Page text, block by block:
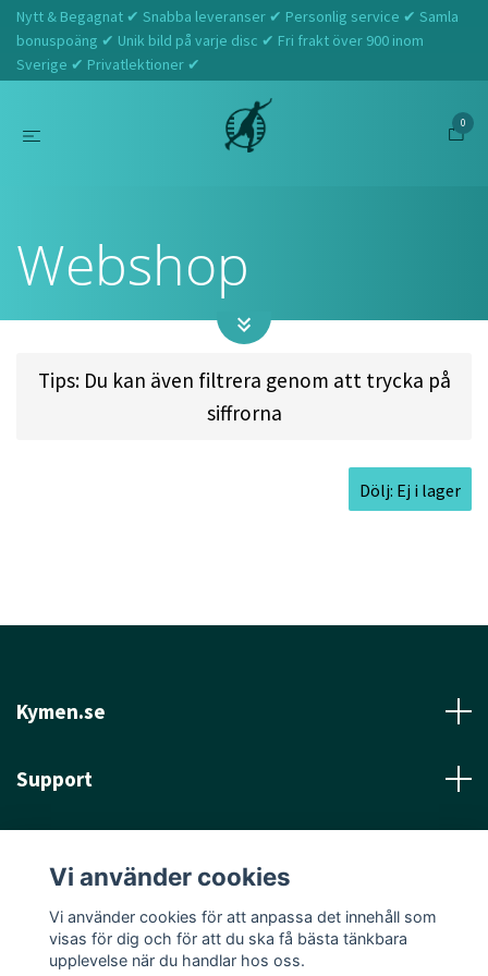
Nytt & Begagnat ✔ Snabba leveranser ✔ Personlig service ✔ Samla
bonuspoäng ✔ Unik bild på varje disc ✔ Fri frakt över 900 inom
Sverige ✔ Privatlektioner ✔
0
Webshop
Tips: Du kan även filtrera genom att trycka på
siffrorna
Dölj: Ej i lager
Kymen.se
Support
Sociala medier
Vi använder cookies
Vi använder cookies för att anpassa det innehåll som
visas för dig och för att du ska få bästa tänkbara
upplevelse när du handlar hos oss.